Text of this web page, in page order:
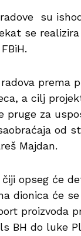
su
se
prema
a cilj
pruge za
od
Majdan.
opseg će
dionica će
proizvoda
BH do luke